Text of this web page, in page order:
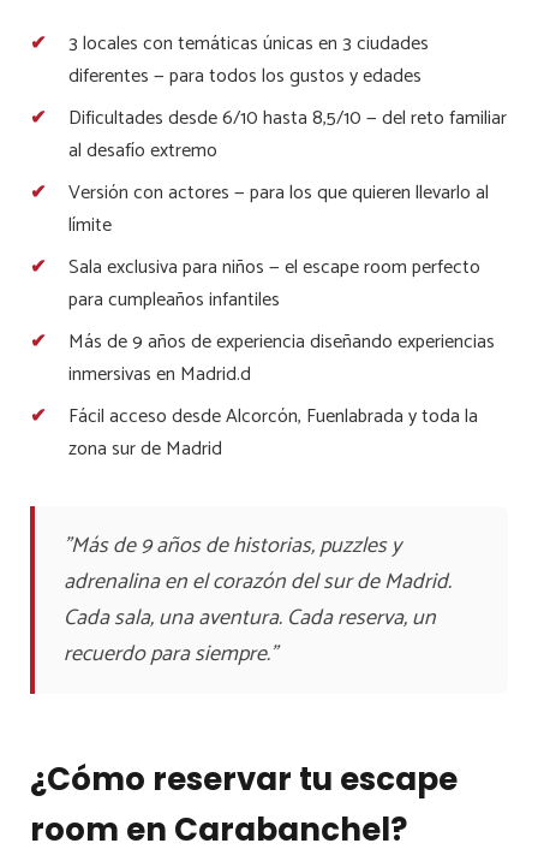
3 locales con temáticas únicas en 3 ciudades
diferentes — para todos los gustos y edades
Dificultades desde 6/10 hasta 8,5/10 — del reto familiar
al desafío extremo
Versión con actores — para los que quieren llevarlo al
límite
Sala exclusiva para niños — el escape room perfecto
para cumpleaños infantiles
Más de 9 años de experiencia diseñando experiencias
inmersivas en Madrid.d
Fácil acceso desde Alcorcón, Fuenlabrada y toda la
zona sur de Madrid
"Más de 9 años de historias, puzzles y
adrenalina en el corazón del sur de Madrid.
Cada sala, una aventura. Cada reserva, un
recuerdo para siempre."
¿Cómo reservar tu escape
room en Carabanchel?